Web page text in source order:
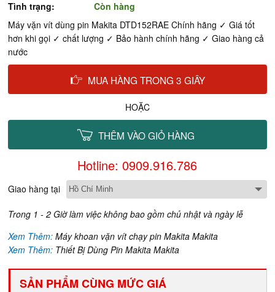
Tình trạng:
Còn hàng
Máy vặn vít dùng pin Makita DTD152RAE Chính hãng ✓ Giá tốt
hơn khi gọi ✓ chất lượng ✓ Bảo hành chính hãng ✓ Giao hàng cả
nước
MUA HÀNG TRONG 3 GIÂY
HOẶC
THÊM VÀO GIỎ HÀNG
Hotline: 0909.916.786
Giao hàng tại
Trong 1 - 2 Giờ làm việc không bao gồm chủ nhật và ngày lễ
Xem Thêm:Máy khoan vặn vít chạy pin Makita Makita
Xem Thêm: Thiết Bị Dùng Pin Makita Makita
SẢN PHẨM CÙNG MỨC GIÁ